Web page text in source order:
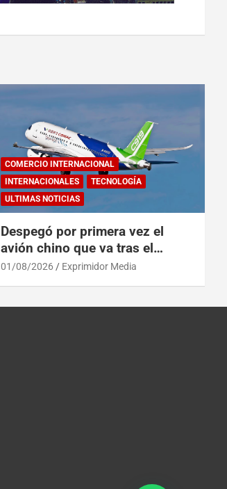
COMERCIO INTERNACIONAL
INTERNACIONALES
TECNOLOGÍA
ULTIMAS NOTICIAS
Despegó por primera vez el
avión chino que va tras el
reinado del A319 en el Tíbet
01/08/2026 Exprimidor Media